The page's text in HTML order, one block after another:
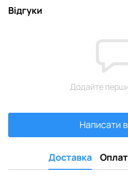
Відгуки
Додайте
Написати
Доставка